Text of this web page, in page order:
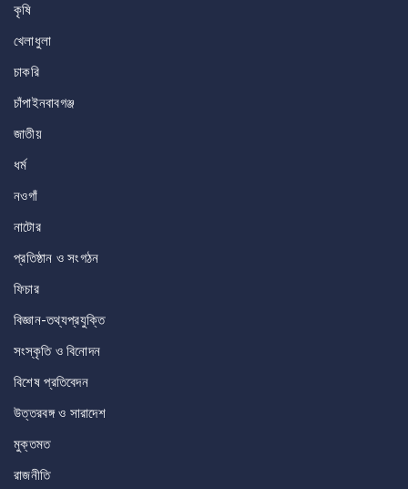
কৃষি
খেলাধুলা
চাকরি
চাঁপাইনবাবগঞ্জ
জাতীয়
ধর্ম
নওগাঁ
নাটোর
প্রতিষ্ঠান ও সংগঠন
ফিচার
বিজ্ঞান-তথ্যপ্রযুক্তি
সংস্কৃতি ও বিনোদন
বিশেষ প্রতিবেদন
উত্তরবঙ্গ ও সারাদেশ
মুক্তমত
রাজনীতি